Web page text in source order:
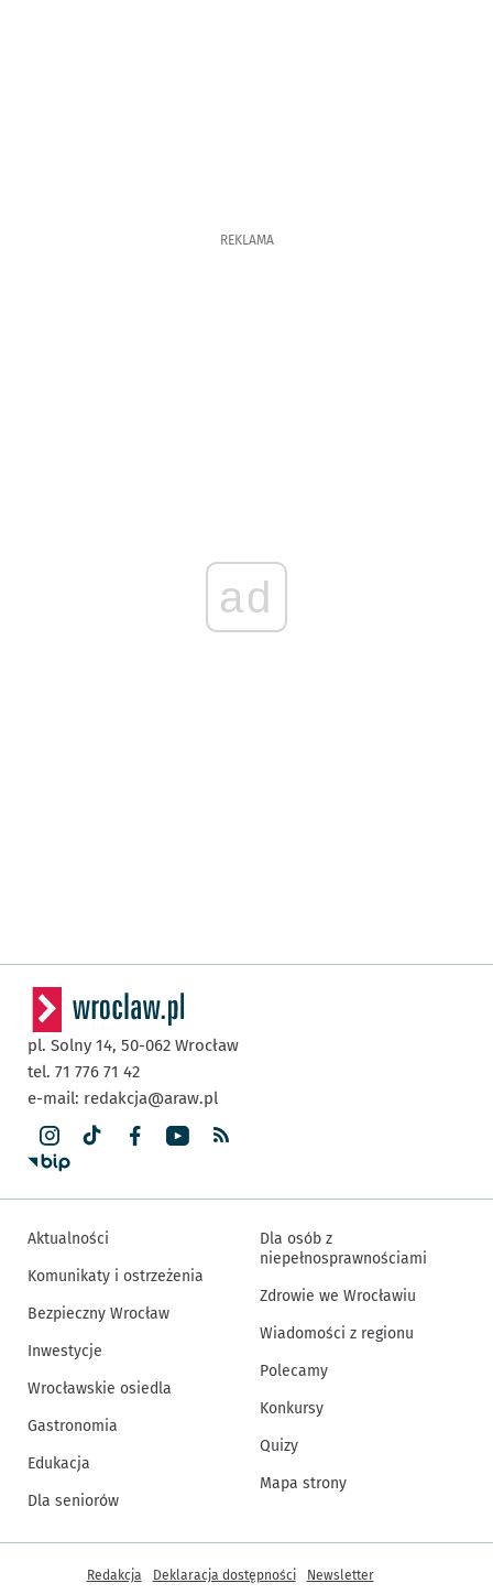
REKLAMA
ad
pl. Solny 14, 50-062 Wrocław
tel. 71 776 71 42
e-mail: redakcja@araw.pl
Aktualności
Komunikaty i ostrzeżenia
Bezpieczny Wrocław
Inwestycje
Wrocławskie osiedla
Gastronomia
Edukacja
Dla seniorów
Dla osób z
niepełnosprawnościami
Zdrowie we Wrocławiu
Wiadomości z regionu
Polecamy
Konkursy
Quizy
Mapa strony
Inne informacje
Redakcja Deklaracja dostępności Newsletter